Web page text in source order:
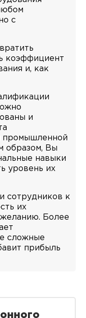
с
коэффициент
и, как
и
промышленной
образом, Вы
навыки
уровень их
сотрудников к
их
желанию. Более
сложные
прибыль